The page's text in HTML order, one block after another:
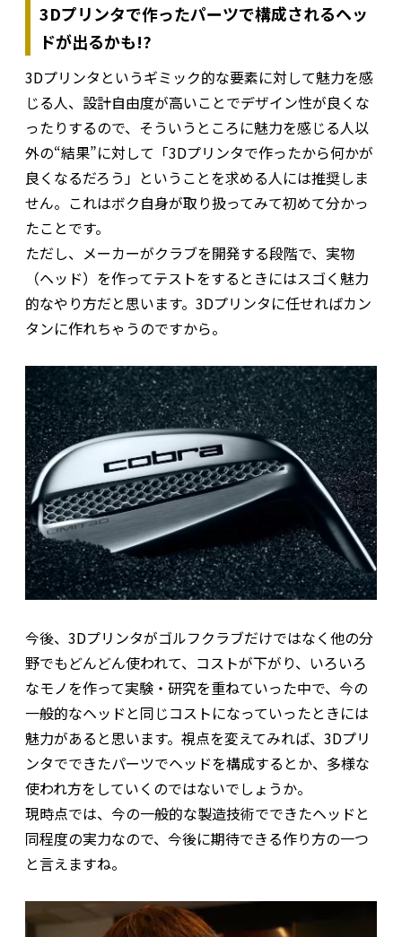
3Dプリンタで作ったパーツで構成されるヘッ
ドが出るかも!?
3Dプリンタというギミック的な要素に対して魅力を感
じる人、設計自由度が高いことでデザイン性が良くな
ったりするので、そういうところに魅力を感じる人以
外の“結果”に対して「3Dプリンタで作ったから何かが
良くなるだろう」ということを求める人には推奨しま
せん。これはボク自身が取り扱ってみて初めて分かっ
たことです。
ただし、メーカーがクラブを開発する段階で、実物
（ヘッド）を作ってテストをするときにはスゴく魅力
的なやり方だと思います。3Dプリンタに任せればカン
タンに作れちゃうのですから。
今後、3Dプリンタがゴルフクラブだけではなく他の分
野でもどんどん使われて、コストが下がり、いろいろ
なモノを作って実験・研究を重ねていった中で、今の
一般的なヘッドと同じコストになっていったときには
魅力があると思います。視点を変えてみれば、3Dプリ
ンタでできたパーツでヘッドを構成するとか、多様な
使われ方をしていくのではないでしょうか。
現時点では、今の一般的な製造技術でできたヘッドと
同程度の実力なので、今後に期待できる作り方の一つ
と言えますね。